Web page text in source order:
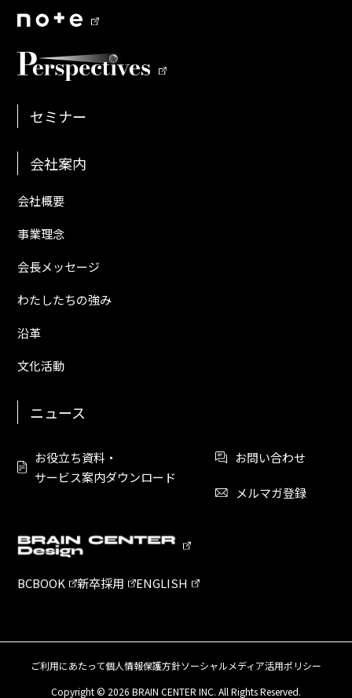
セミナー
会社案内
会社概要
事業理念
会長メッセージ
わたしたちの強み
沿革
文化活動
ニュース
お役立ち資料・
サービス案内ダウンロード
お問い合わせ
メルマガ登録
BCBOOK 新卒採用 ENGLISH
ご利用にあたって個人情報保護方針ソーシャルメディア活用ポリシー
Copyright © 2026 BRAIN CENTER INC. All Rights Reserved.